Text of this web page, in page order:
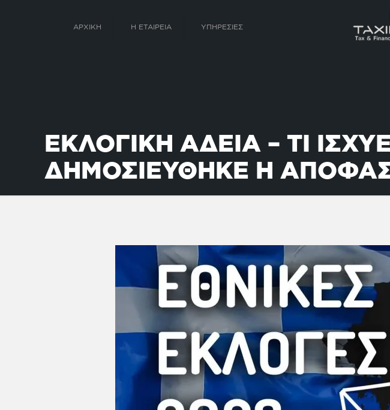
ΑΡΧΙΚΗ Η ΕΤΑΙΡΕΙΑ ΥΠΗΡΕΣΙΕΣ
ΕΚΛΟΓΙΚΗ ΑΔΕΙΑ – ΤΙ
ΔΗΜΟΣΙΕΥΘΗΚΕ Η